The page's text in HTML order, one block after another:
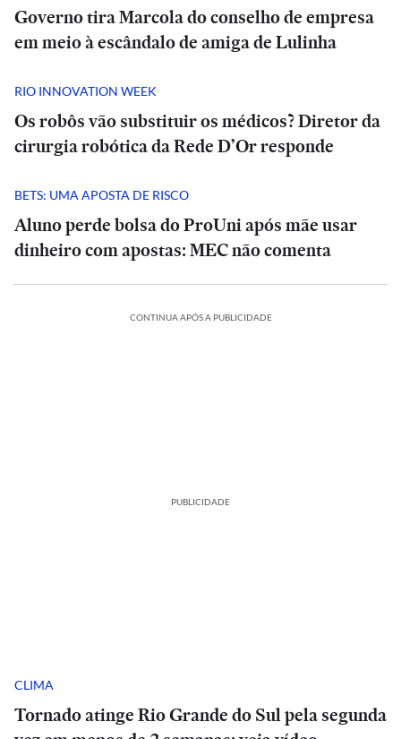
Governo tira Marcola do conselho de empresa
em meio à escândalo de amiga de Lulinha
RIO INNOVATION WEEK
Os robôs vão substituir os médicos? Diretor da
cirurgia robótica da Rede D’Or responde
BETS: UMA APOSTA DE RISCO
Aluno perde bolsa do ProUni após mãe usar
dinheiro com apostas: MEC não comenta
CONTINUA APÓS A PUBLICIDADE
PUBLICIDADE
CLIMA
Tornado atinge Rio Grande do Sul pela segunda